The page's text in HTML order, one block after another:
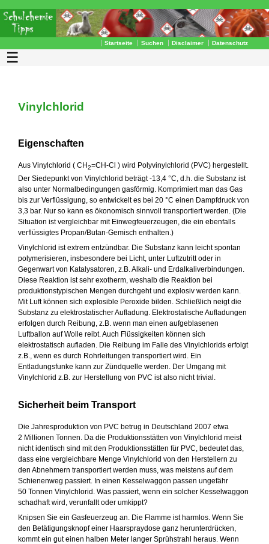
Startseite Suchen Disclaimer Datenschutz
☰
Vinylchlorid
Eigenschaften
Aus Vinylchlorid ( CH2=CH-Cl ) wird Polyvinylchlorid (PVC) hergestellt.
Der Siedepunkt von Vinylchlorid beträgt -13,4 °C, d.h. die Substanz ist
also unter Normalbedingungen gasförmig. Komprimiert man das Gas
bis zur Verflüssigung, so entwickelt es bei 20 °C einen Dampfdruck von
3,3 bar. Nur so kann es ökonomisch sinnvoll transportiert werden. (Die
Situation ist vergleichbar mit Einwegfeuerzeugen, die ein ebenfalls
verflüssigtes Propan/Butan-Gemisch enthalten.)
Vinylchlorid ist extrem entzündbar. Die Substanz kann leicht spontan
polymerisieren, insbesondere bei Licht, unter Luftzutritt oder in
Gegenwart von Katalysatoren, z.B. Alkali- und Erdalkaliverbindungen.
Diese Reaktion ist sehr exotherm, weshalb die Reaktion bei
produktionstypischen Mengen durchgeht und explosiv werden kann.
Mit Luft können sich explosible Peroxide bilden. Schließlich neigt die
Substanz zu elektrostatischer Aufladung. Elektrostatische Aufladungen
erfolgen durch Reibung, z.B. wenn man einen aufgeblasenen
Luftballon auf Wolle reibt. Auch Flüssigkeiten können sich
elektrostatisch aufladen. Die Reibung im Falle des Vinylchlorids erfolgt
z.B., wenn es durch Rohrleitungen transportiert wird. Ein
Entladungsfunke kann zur Zündquelle werden. Der Umgang mit
Vinylchlorid z.B. zur Herstellung von PVC ist also nicht trivial.
Sicherheit beim Transport
Die Jahresproduktion von PVC betrug in Deutschland 2007 etwa
2 Millionen Tonnen. Da die Produktionsstätten von Vinylchlorid meist
nicht identisch sind mit den Produktionsstätten für PVC, bedeutet das,
dass eine vergleichbare Menge Vinylchlorid von den Herstellern zu
den Abnehmern transportiert werden muss, was meistens auf dem
Schienenweg passiert. In einen Kesselwaggon passen ungefähr
50 Tonnen Vinylchlorid. Was passiert, wenn ein solcher Kesselwaggon
schadhaft wird, verunfallt oder umkippt?
Knipsen Sie ein Gasfeuerzeug an. Die Flamme ist harmlos. Wenn Sie
den Betätigungsknopf einer Haarspraydose ganz herunterdrücken,
kommt ein gut einen halben Meter langer Sprühstrahl heraus. Wenn